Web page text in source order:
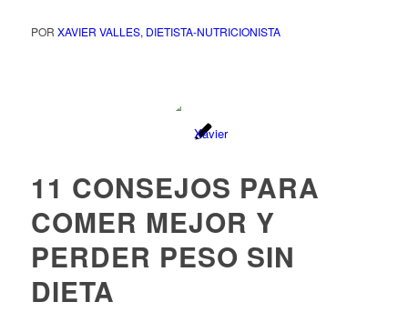
POR XAVIER VALLES, DIETISTA-NUTRICIONISTA
11 CONSEJOS PARA
COMER MEJOR Y
PERDER PESO SIN
DIETA